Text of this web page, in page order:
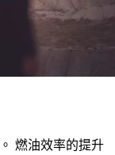
燃油效率的提升